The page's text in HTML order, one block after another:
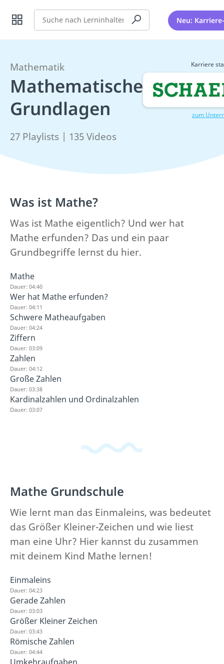
Suche Neu:
Mathematik
Mathematische
Grundlagen
27 Playlists | 135 Videos
Karriere
zum
Was ist Mathe?
Was ist Mathe eigentlich? Und wer hat
Mathe erfunden? Das und ein paar
Grundbegriffe lernst du hier.
Mathe
Dauer: 04:40
Wer hat Mathe erfunden?
Dauer: 04:11
Schwere Matheaufgaben
Dauer: 04:24
Ziffern
Dauer: 03:09
Zahlen
Dauer: 04:12
Große Zahlen
Dauer: 03:38
Kardinalzahlen und Ordinalzahlen
Dauer: 03:07
Mathe Grundschule
Wie lernt man das Einmaleins, was bedeutet
das Größer Kleiner-Zeichen und wie liest
man eine Uhr? Hier kannst du zusammen
mit deinem Kind Mathe lernen!
Einmaleins
Dauer: 04:23
Gerade Zahlen
Dauer: 03:03
Größer Kleiner Zeichen
Dauer: 03:43
Römische Zahlen
Dauer: 04:44
Umkehraufgaben